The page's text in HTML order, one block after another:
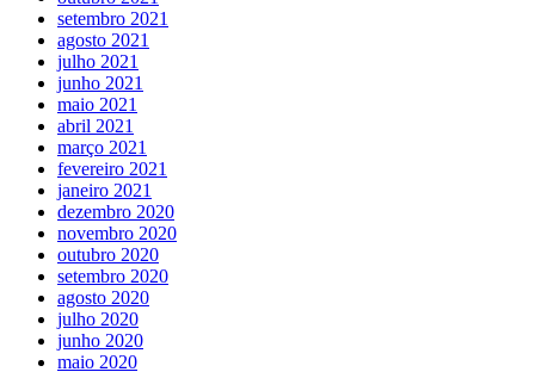
setembro 2021
agosto 2021
julho 2021
junho 2021
maio 2021
abril 2021
março 2021
fevereiro 2021
janeiro 2021
dezembro 2020
novembro 2020
outubro 2020
setembro 2020
agosto 2020
julho 2020
junho 2020
maio 2020